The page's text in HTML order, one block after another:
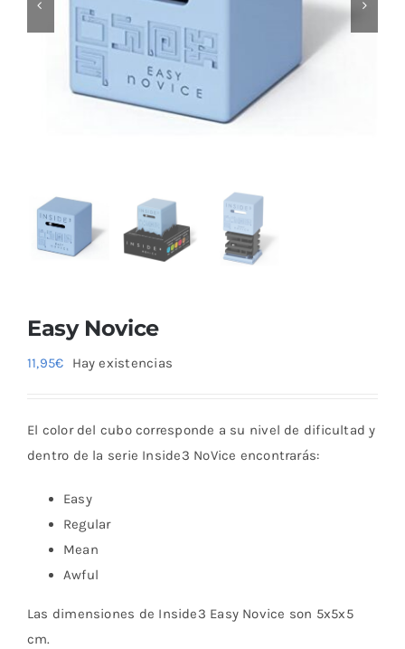
Blog
Easy Novice
11,95€ Hay existencias
El color del cubo corresponde a su nivel de dificultad y
dentro de la serie Inside3 NoVice encontrarás:
Easy
Regular
Mean
Awful
Las dimensiones de Inside3 Easy Novice son 5x5x5
cm.